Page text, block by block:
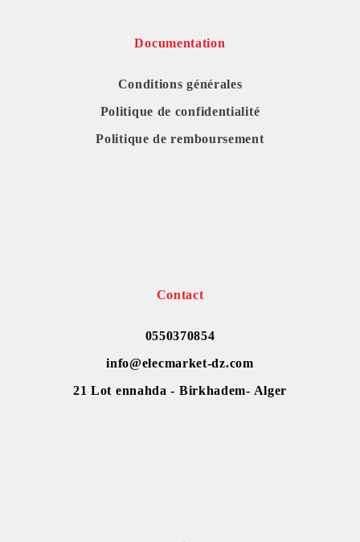
Documentation
Conditions générales
Politique de confidentialité
Politique de remboursement
Contact
0550370854
info@elecmarket-dz.com
21 Lot ennahda - Birkhadem- Alger